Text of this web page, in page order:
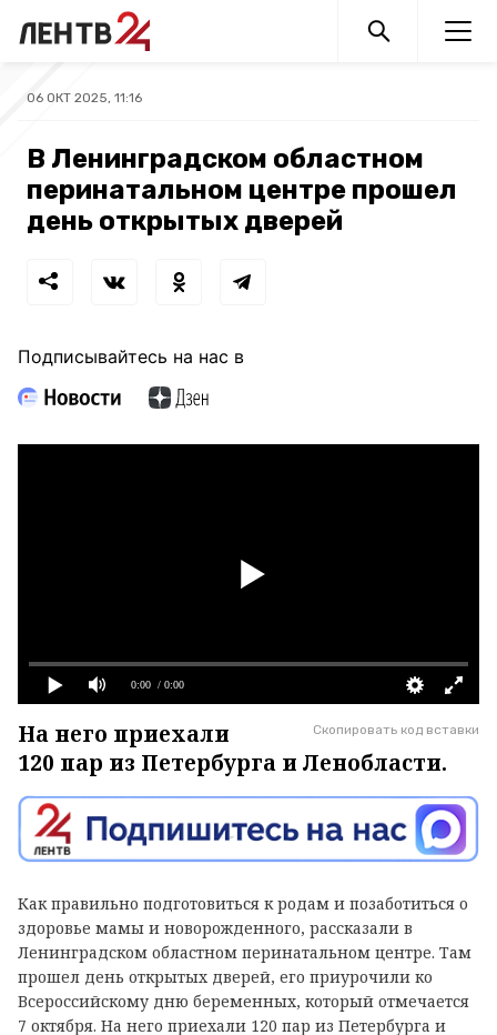
06 ОКТ 2025, 11:16
В Ленинградском областном
перинатальном центре прошел
день открытых дверей
Подписывайтесь на нас в
0:00 / 0:00
Скопировать код вставки
На него приехали
120 пар из Петербурга и Ленобласти.
Как правильно подготовиться к родам и позаботиться о
здоровье мамы и новорожденного, рассказали в
Ленинградском областном перинатальном центре. Там
прошел день открытых дверей, его приурочили ко
Всероссийскому дню беременных, который отмечается
7 октября. На него приехали 120 пар из Петербурга и